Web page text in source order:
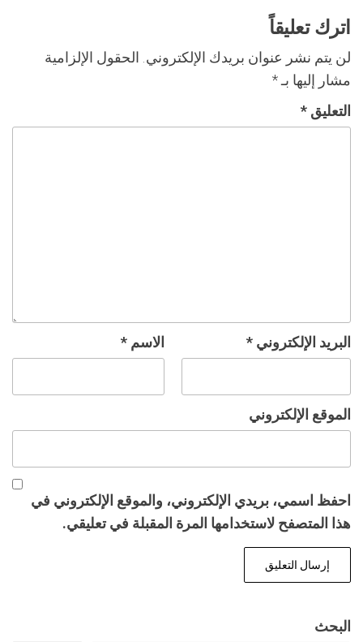
اترك تعليقاً
لن يتم نشر عنوان بريدك الإلكتروني. الحقول الإلزامية
مشار إليها بـ*
التعليق *
الاسم * البريد الإلكتروني *
الموقع الإلكتروني
احفظ اسمي، بريدي الإلكتروني، والموقع الإلكتروني في
هذا المتصفح لاستخدامها المرة المقبلة في تعليقي.
البحث